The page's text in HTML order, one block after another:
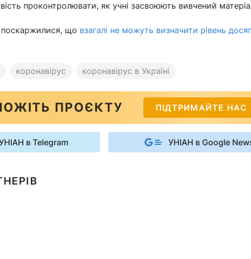
проконтролювати, як учні засвоюють вивчений
поскаржилися, що взагалі не можуть визначити рівень
коронавірус коронавірус в Україні
ПРОЄКТУ ПІДТРИМАЙТЕ НАС
в Telegram УНІАН в Google